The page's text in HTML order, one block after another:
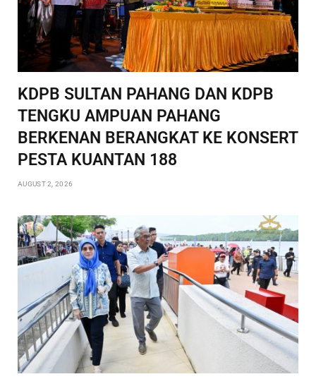
KDPB SULTAN PAHANG DAN KDPB
TENGKU AMPUAN PAHANG
BERKENAN BERANGKAT KE KONSERT
PESTA KUANTAN 188
AUGUST 2, 2026